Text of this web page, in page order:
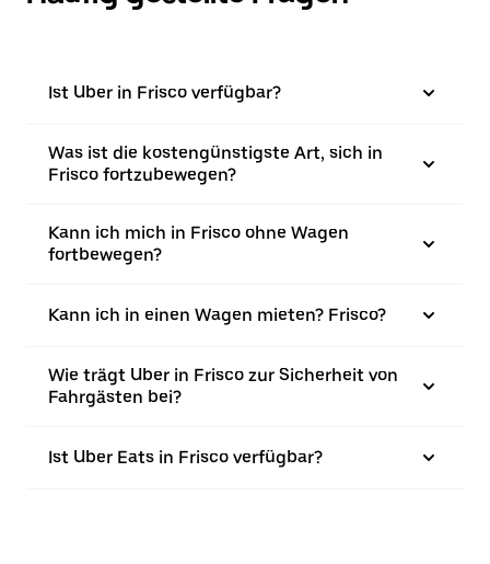
Ist Uber in Frisco verfügbar?
Was ist die kostengünstigste Art, sich in
Frisco fortzubewegen?
Kann ich mich in Frisco ohne Wagen
fortbewegen?
Kann ich in einen Wagen mieten? Frisco?
Wie trägt Uber in Frisco zur Sicherheit von
Fahrgästen bei?
Ist Uber Eats in Frisco verfügbar?